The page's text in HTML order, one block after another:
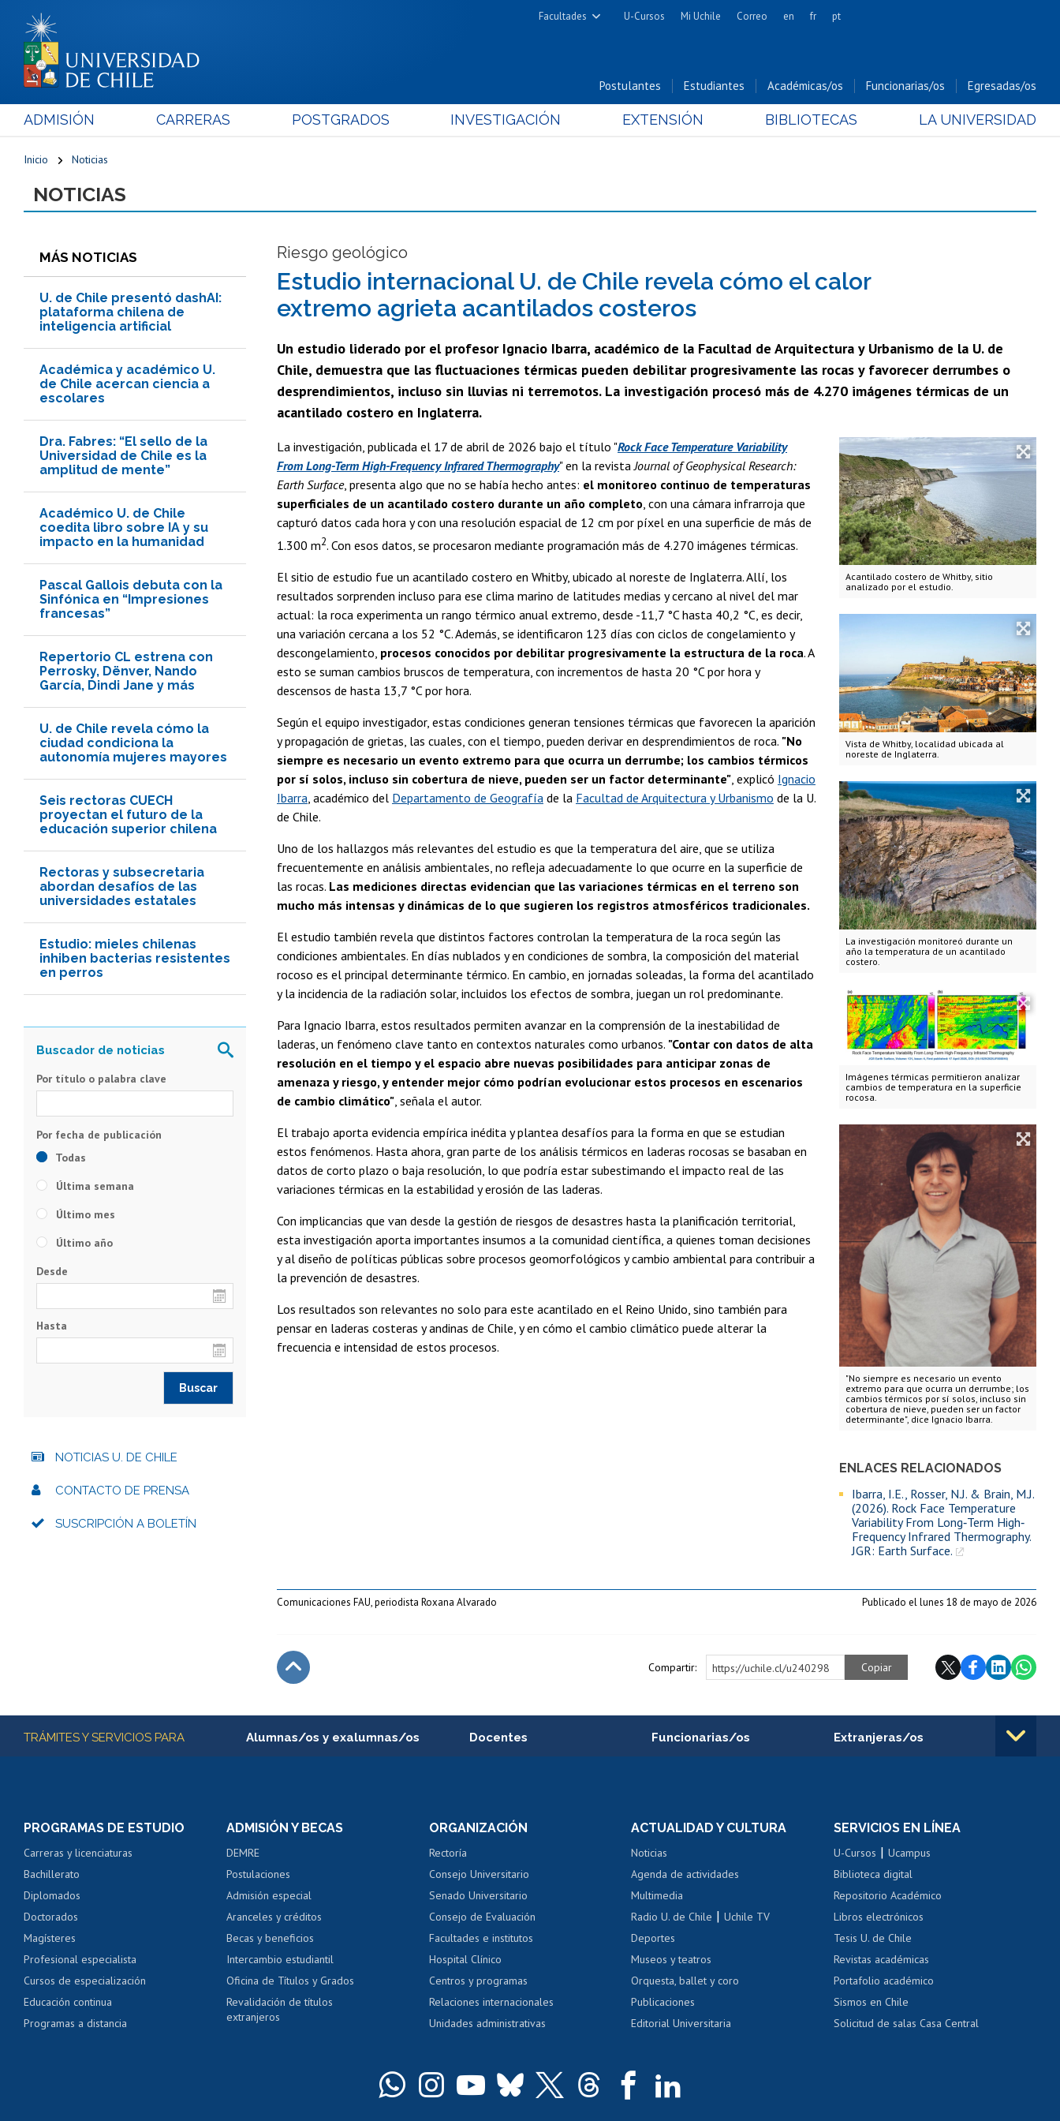
Facultades
Cs. Físicas y Matemáticas
Cs. Forestales y Conservación
Cs. Químicas y Farmacéuticas
Cs. Sociales
Nutrición y Tecnología de
Bachillerato
U-Cursos Mi Uchile Correo en fr pt
Postulantes Estudiantes Académicas/os Funcionarias/os Egresadas/os
ADMISIÓN CARRERAS POSTGRADOS INVESTIGACIÓN EXTENSIÓN BIBLIOTECAS LA UNIVERSIDAD
Inicio Noticias
NOTICIAS
MÁS NOTICIAS
U. de Chile presentó dashAI:
plataforma chilena de
inteligencia artificial
Académica y académico U.
de Chile acercan ciencia a
escolares
Dra. Fabres: “El sello de la
Universidad de Chile es la
amplitud de mente”
Académico U. de Chile
coedita libro sobre IA y su
impacto en la humanidad
Pascal Gallois debuta con la
Sinfónica en “Impresiones
francesas”
Repertorio CL estrena con
Perrosky, Dënver, Nando
García, Dindi Jane y más
U. de Chile revela cómo la
ciudad condiciona la
autonomía mujeres mayores
Seis rectoras CUECH
proyectan el futuro de la
educación superior chilena
Rectoras y subsecretaria
abordan desafíos de las
universidades estatales
Estudio: mieles chilenas
inhiben bacterias resistentes
en perros
Riesgo geológico
Estudio internacional U. de Chile revela cómo el calor
extremo agrieta acantilados costeros
Un estudio liderado por el profesor Ignacio Ibarra, académico de la Facultad de Arquitectura y Urbanismo de la U. de
Chile, demuestra que las fluctuaciones térmicas pueden debilitar progresivamente las rocas y favorecer derrumbes o
desprendimientos, incluso sin lluvias ni terremotos. La investigación procesó más de 4.270 imágenes térmicas de un
acantilado costero en Inglaterra.
Acantilado costero de Whitby, sitio
analizado por el estudio.
Vista de Whitby, localidad ubicada al
noreste de Inglaterra.
La investigación monitoreó durante un
año la temperatura de un acantilado
costero.
Imágenes térmicas permitieron analizar
cambios de temperatura en la superficie
rocosa.
"No siempre es necesario un evento
extremo para que ocurra un derrumbe; los
cambios térmicos por sí solos, incluso sin
cobertura de nieve, pueden ser un factor
determinante", dice Ignacio Ibarra.
ENLACES RELACIONADOS
Ibarra, I.E., Rosser, N.J. & Brain, M.J.
(2026). Rock Face Temperature
Variability From Long‐Term High‐
Frequency Infrared Thermography.
JGR: Earth Surface.
La investigación, publicada el 17 de abril de 2026 bajo el título "Rock Face Temperature Variability
From Long-Term High-Frequency Infrared Thermography" en la revista Journal of Geophysical Research:
Earth Surface, presenta algo que no se había hecho antes: el monitoreo continuo de temperaturas
superficiales de un acantilado costero durante un año completo , con una cámara infrarroja que
capturó datos cada hora y con una resolución espacial de 12 cm por píxel en una superficie de más de
1.300 m2. Con esos datos, se procesaron mediante programación más de 4.270 imágenes térmicas.
El sitio de estudio fue un acantilado costero en Whitby, ubicado al noreste de Inglaterra. Allí, los
resultados sorprenden incluso para ese clima marino de latitudes medias y cercano al nivel del mar
actual: la roca experimenta un rango térmico anual extremo, desde -11,7 °C hasta 40,2 °C, es decir,
una variación cercana a los 52 °C. Además, se identificaron 123 días con ciclos de congelamiento y
descongelamiento, procesos conocidos por debilitar progresivamente la estructura de la roca. A
esto se suman cambios bruscos de temperatura, con incrementos de hasta 20 °C por hora y
descensos de hasta 13,7 °C por hora.
Según el equipo investigador, estas condiciones generan tensiones térmicas que favorecen la aparición
y propagación de grietas, las cuales, con el tiempo, pueden derivar en desprendimientos de roca. "No
siempre es necesario un evento extremo para que ocurra un derrumbe; los cambios térmicos
por sí solos, incluso sin cobertura de nieve, pueden ser un factor determinante", explicó Ignacio
Ibarra, académico del Departamento de Geografía de la Facultad de Arquitectura y Urbanismo de la U.
de Chile.
Uno de los hallazgos más relevantes del estudio es que la temperatura del aire, que se utiliza
frecuentemente en análisis ambientales, no refleja adecuadamente lo que ocurre en la superficie de
las rocas. Las mediciones directas evidencian que las variaciones térmicas en el terreno son
mucho más intensas y dinámicas de lo que sugieren los registros atmosféricos tradicionales.
El estudio también revela que distintos factores controlan la temperatura de la roca según las
condiciones ambientales. En días nublados y en condiciones de sombra, la composición del material
rocoso es el principal determinante térmico. En cambio, en jornadas soleadas, la forma del acantilado
y la incidencia de la radiación solar, incluidos los efectos de sombra, juegan un rol predominante.
Para Ignacio Ibarra, estos resultados permiten avanzar en la comprensión de la inestabilidad de
laderas, un fenómeno clave tanto en contextos naturales como urbanos. "Contar con datos de alta
resolución en el tiempo y el espacio abre nuevas posibilidades para anticipar zonas de
amenaza y riesgo, y entender mejor cómo podrían evolucionar estos procesos en escenarios
de cambio climático", señala el autor.
El trabajo aporta evidencia empírica inédita y plantea desafíos para la forma en que se estudian
estos fenómenos. Hasta ahora, gran parte de los análisis térmicos en laderas rocosas se basaban en
datos de corto plazo o baja resolución, lo que podría estar subestimando el impacto real de las
variaciones térmicas en la estabilidad y erosión de las laderas.
Con implicancias que van desde la gestión de riesgos de desastres hasta la planificación territorial,
esta investigación aporta importantes insumos a la comunidad científica, a quienes toman decisiones
y al diseño de políticas públicas sobre procesos geomorfológicos y cambio ambiental para contribuir a
la prevención de desastres.
Los resultados son relevantes no solo para este acantilado en el Reino Unido, sino también para
pensar en laderas costeras y andinas de Chile, y en cómo el cambio climático puede alterar la
frecuencia e intensidad de estos procesos.
Comunicaciones FAU, periodista Roxana Alvarado Publicado el lunes 18 de mayo de 2026
Compartir: https://uchile.cl/u240298 Copiar
Por título o palabra clave
Todas
Última semana
Último mes
Último año
Desde
Hasta
NOTICIAS U. DE CHILE
CONTACTO DE PRENSA
SUSCRIPCIÓN A BOLETÍN
Más información
TRÁMITES Y SERVICIOS PARA Alumnas/os y exalumnas/os
Servicio médico y dental
Pago de arancel y crédito alumnos
Pago de arancel y crédito exalumnos
Certificado de títulos y grados
Docentes
Perfeccionamiento
Evaluación docente
Calificación académica
Postulación al AUCAI
Funcionarias/os
Portal de movilidad interna
Certificado de renta
Certificado de renta
Extranjeras/os
Cursos de español
Mi Uchile Ayuda tecnológica Tarjeta TUI Acoso laboral, sexual y violencia Denuncias administrativas
PROGRAMAS DE ESTUDIO
Carreras y licenciaturas
Bachillerato
Diplomados
Doctorados
Magísteres
Profesional especialista
Cursos de especialización
Educación continua
Programas a distancia
ADMISIÓN Y BECAS
DEMRE
Postulaciones
Admisión especial
Aranceles y créditos
Becas y beneficios
Intercambio estudiantil
Oficina de Títulos y Grados
Revalidación de títulos
extranjeros
ORGANIZACIÓN
Rectoría
Consejo Universitario
Senado Universitario
Consejo de Evaluación
Facultades e institutos
Hospital Clínico
Centros y programas
Relaciones internacionales
Unidades administrativas
ACTUALIDAD Y CULTURA
Noticias
Agenda de actividades
Multimedia
Radio U. de Chile |Uchile TV
Deportes
Museos y teatros
Orquesta, ballet y coro
Publicaciones
Editorial Universitaria
SERVICIOS EN LÍNEA
U-Cursos |Ucampus
Biblioteca digital
Repositorio Académico
Libros electrónicos
Tesis U. de Chile
Revistas académicas
Portafolio académico
Sismos en Chile
Solicitud de salas Casa Central